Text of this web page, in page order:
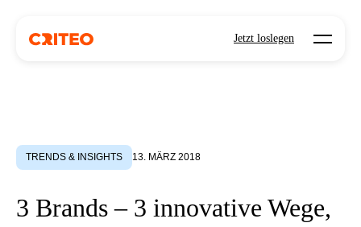
Jetzt loslegen Open
TRENDS & INSIGHTS 13. MÄRZ 2018
3 Brands – 3 innovative Wege,